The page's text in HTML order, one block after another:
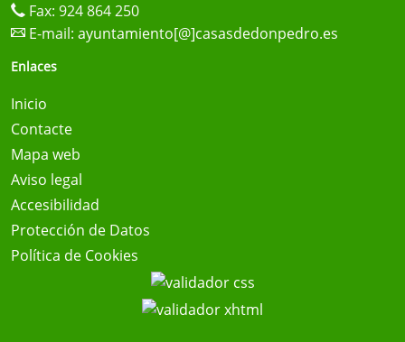
Fax: 924 864 250
E-mail: ayuntamiento[@]casasdedonpedro.es
Enlaces
Inicio
Contacte
Mapa web
Aviso legal
Accesibilidad
Protección de Datos
Política de Cookies